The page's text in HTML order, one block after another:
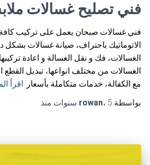
فني تصليح غسالات
فني غسالات صبحان يعمل على تركيب كافة
الاتوماتيك باحتراف، صيانة غسالات
الغسالات، فك و نقل الغسالة و اعادة
الغسالات من مختلف انواعها، تبديل القطع
مع الكفالة، خدمات متكاملة بأسعار
اقرأ
بواسطة
rowan، 5 سنوات منذ